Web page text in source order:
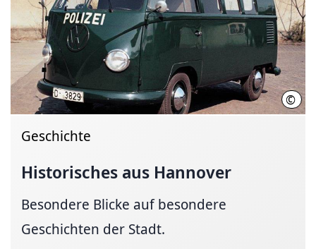
© VWN
Geschichte
Historisches aus Hannover
Besondere Blicke auf besondere
Geschichten der Stadt.